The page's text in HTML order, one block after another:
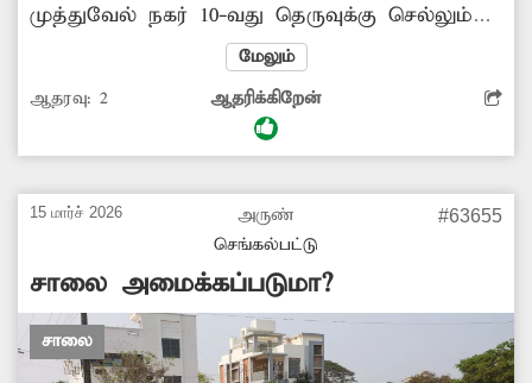
முத்துவேல் நகர் 10-வது தெருவுக்கு செல்லும்
வழியில் உள்ள பாதாள சாக்கடையில் மூடி
இல்லாமல் பல நாட்களாக இருக்கிறது. இந்த
இடத்துக்கு அருகில் தான் கிளாம்பாக்கம் பஸ்
நிலையத்தின் பின்புற நுழைவுவாயில் பகுதியும்
சம்பவங்கள் நடப்பதற்கு முன்பு உரிய
நடவடிக்கை எடுக்க வேண்டும்.
மேலும்
ஆதரவு: 2 ஆதரிக்கிறேன்
15 மார்ச் 2026
அருண்
செங்கல்பட்டு
#63655
சாலை அமைக்கப்படுமா?
சாலை